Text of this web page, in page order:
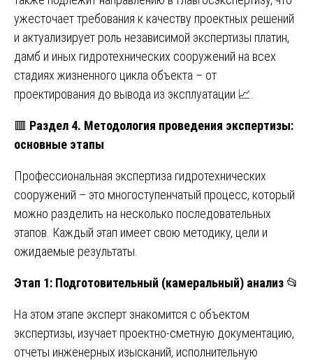
ужесточает требования к качеству проектных решений
и актуализирует роль независимой экспертизы платин,
дамб и иных гидротехнических сооружений на всех
стадиях жизненного цикла объекта – от
проектирования до вывода из эксплуатации 📈.
🟥 Раздел 4. Методология проведения экспертизы:
основные этапы
Профессиональная экспертиза гидротехнических
сооружений – это многоступенчатый процесс, который
можно разделить на несколько последовательных
этапов. Каждый этап имеет свою методику, цели и
ожидаемые результаты.
Этап 1: Подготовительный (камеральный) анализ 📂
На этом этапе эксперт знакомится с объектом
экспертизы, изучает проектно-сметную документацию,
отчеты инженерных изысканий, исполнительную